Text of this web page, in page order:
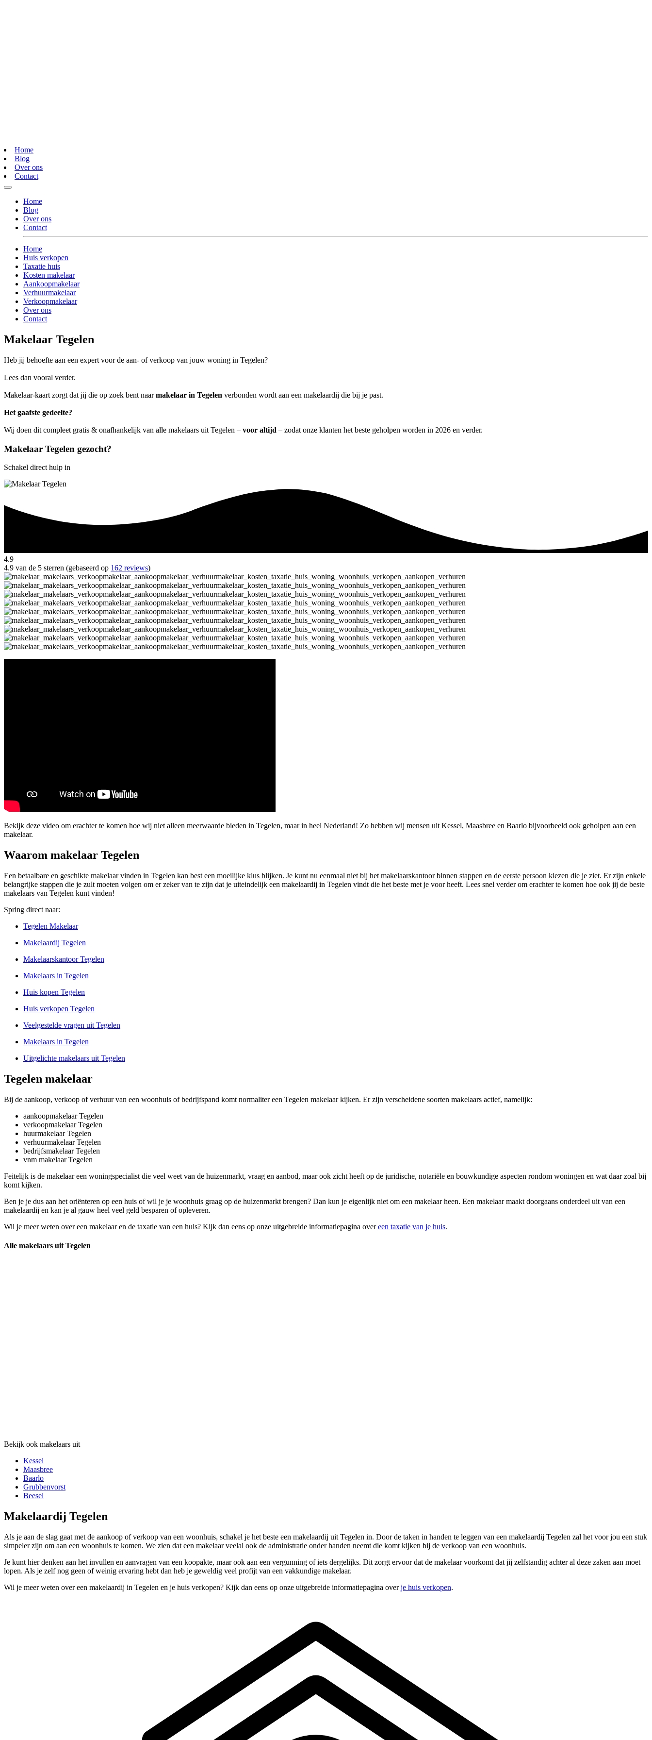
Home
Blog
Over ons
Contact
Home
Blog
Over ons
Contact
Home
Huis verkopen
Taxatie huis
Kosten makelaar
Aankoopmakelaar
Verhuurmakelaar
Verkoopmakelaar
Over ons
Contact
Makelaar Tegelen
Heb jij behoefte aan een expert voor de aan- of verkoop van jouw woning in Tegelen?
Lees dan vooral verder.
Makelaar-kaart zorgt dat jij die op zoek bent naarmakelaar in Tegelen verbonden wordt aan een makelaardij die bij je past.
Het gaafste gedeelte?
Wij doen dit compleet gratis & onafhankelijk van alle makelaars uit Tegelen – voor altijd – zodat onze klanten het beste geholpen worden in 2026 en verder.
Makelaar Tegelen gezocht?
Schakel direct hulp in
4.9
4.9 van de 5 sterren (gebaseerd op 162 reviews)
Bekijk deze video om erachter te komen hoe wij niet alleen meerwaarde bieden in Tegelen, maar in heel Nederland! Zo hebben wij mensen uit Kessel, Maasbree en Baarlo bijvoorbeeld ook geholpen aan een
makelaar.
Waarom makelaar Tegelen
Een betaalbare en geschikte makelaar vinden in Tegelen kan best een moeilijke klus blijken. Je kunt nu eenmaal niet bij het makelaarskantoor binnen stappen en de eerste persoon kiezen die je ziet. Er zijn enkele
belangrijke stappen die je zult moeten volgen om er zeker van te zijn dat je uiteindelijk een makelaardij in Tegelen vindt die het beste met je voor heeft. Lees snel verder om erachter te komen hoe ook jij de beste
makelaars van Tegelen kunt vinden!
Spring direct naar:
Tegelen Makelaar
Makelaardij Tegelen
Makelaarskantoor Tegelen
Makelaars in Tegelen
Huis kopen Tegelen
Huis verkopen Tegelen
Veelgestelde vragen uit Tegelen
Makelaars in Tegelen
Uitgelichte makelaars uit Tegelen
Tegelen makelaar
Bij de aankoop, verkoop of verhuur van een woonhuis of bedrijfspand komt normaliter een Tegelen makelaar kijken. Er zijn verscheidene soorten makelaars actief, namelijk:
aankoopmakelaar Tegelen
verkoopmakelaar Tegelen
huurmakelaar Tegelen
verhuurmakelaar Tegelen
bedrijfsmakelaar Tegelen
vnm makelaar Tegelen
Feitelijk is de makelaar een woningspecialist die veel weet van de huizenmarkt, vraag en aanbod, maar ook zicht heeft op de juridische, notariële en bouwkundige aspecten rondom woningen en wat daar zoal bij
komt kijken.
Ben je je dus aan het oriënteren op een huis of wil je je woonhuis graag op de huizenmarkt brengen? Dan kun je eigenlijk niet om een makelaar heen. Een makelaar maakt doorgaans onderdeel uit van een
makelaardij en kan je al gauw heel veel geld besparen of opleveren.
Wil je meer weten over een makelaar en de taxatie van een huis? Kijk dan eens op onze uitgebreide informatiepagina overeen taxatie van je huis.
Alle makelaars uit Tegelen
Bekijk ook makelaars uit
Kessel
Maasbree
Baarlo
Grubbenvorst
Beesel
Makelaardij Tegelen
Als je aan de slag gaat met de aankoop of verkoop van een woonhuis, schakel je het beste een makelaardij uit Tegelen in. Door de taken in handen te leggen van een makelaardij Tegelen zal het voor jou een stuk
simpeler zijn om aan een woonhuis te komen. We zien dat een makelaar veelal ook de administratie onder handen neemt die komt kijken bij de verkoop van een woonhuis.
Je kunt hier denken aan het invullen en aanvragen van een koopakte, maar ook aan een vergunning of iets dergelijks. Dit zorgt ervoor dat de makelaar voorkomt dat jij zelfstandig achter al deze zaken aan moet
lopen. Als je zelf nog geen of weinig ervaring hebt dan heb je geweldig veel profijt van een vakkundige makelaar.
Wil je meer weten over een makelaardij in Tegelen en je huis verkopen? Kijk dan eens op onze uitgebreide informatiepagina overje huis verkopen.